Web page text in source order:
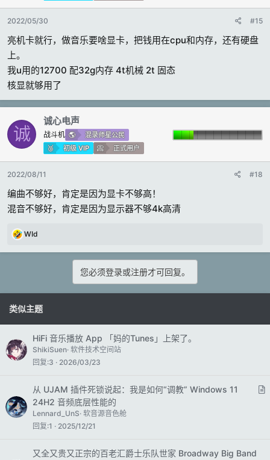
2022/05/30 #15
亮机卡就行，做音乐要啥显卡，把钱用在cpu和内存，还有硬盘
上。
我u用的12700 配32g内存 4t机械 2t 固态
核显就够用了
诚
诚心电声
战斗机
混录师星公民
初级 VIP
正式用户
2022/08/11 #18
编曲不够好，肯定是因为显卡不够高！
混音不够好，肯定是因为显示器不够4k高清
反
:
WId
您必须登录或注册才可回复。
类似主题
HiFi 音乐播放 App 「妈的Tunes」上架了。
ShikiSuen 软件技术空间站
回复 3 2026/03/23
从 UJAM 插件死锁说起：我是如何“调教” Windows 11
24H2 音频底层性能的
Lennard_UnS 软音源音色舱
回复 1 2025/12/21
又全又贵又正宗的百老汇爵士乐队世家 Broadway Big Band